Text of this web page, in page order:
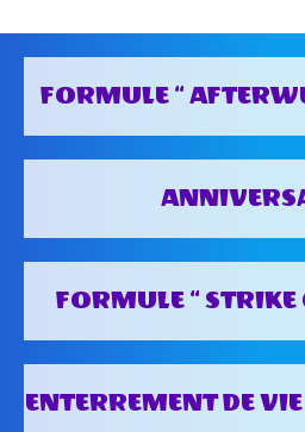
FORMULE “
FORMULE “
ENTERREMENT DE